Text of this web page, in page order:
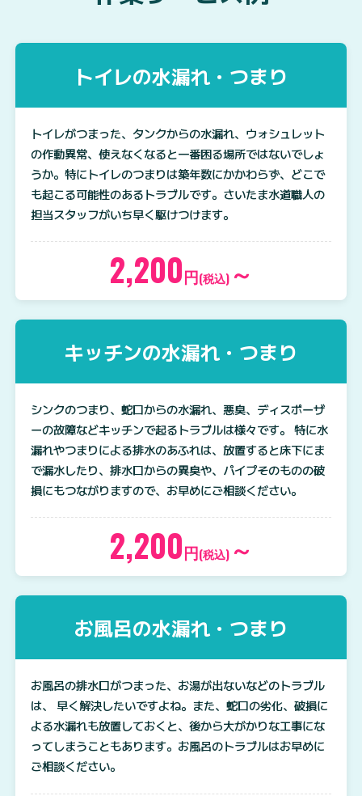
トイレの水漏れ・つまり
トイレがつまった、タンクからの水漏れ、ウォシュレット
の作動異常、使えなくなると一番困る場所ではないでしょ
うか。特にトイレのつまりは築年数にかかわらず、どこで
も起こる可能性のあるトラブルです。さいたま水道職人の
担当スタッフがいち早く駆けつけます。
2,200円(税込) ～
キッチンの水漏れ・つまり
シンクのつまり、蛇口からの水漏れ、悪臭、ディスポーザ
ーの故障などキッチンで起るトラブルは様々です。 特に水
漏れやつまりによる排水のあふれは、放置すると床下にま
で漏水したり、排水口からの異臭や、パイプそのものの破
損にもつながりますので、お早めにご相談ください。
2,200円(税込) ～
お風呂の水漏れ・つまり
お風呂の排水口がつまった、お湯が出ないなどのトラブル
は、 早く解決したいですよね。また、蛇口の劣化、破損に
よる水漏れも放置しておくと、後から大がかりな工事にな
ってしまうこともあります。お風呂のトラブルはお早めに
ご相談ください。